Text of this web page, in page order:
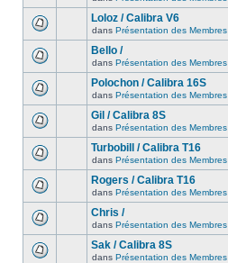
Loloz / Calibra V6
dans Présentation des Membres
Bello /
dans Présentation des Membres
Polochon / Calibra 16S
dans Présentation des Membres
Gil / Calibra 8S
dans Présentation des Membres
Turbobill / Calibra T16
dans Présentation des Membres
Rogers / Calibra T16
dans Présentation des Membres
Chris /
dans Présentation des Membres
Sak / Calibra 8S
dans Présentation des Membres